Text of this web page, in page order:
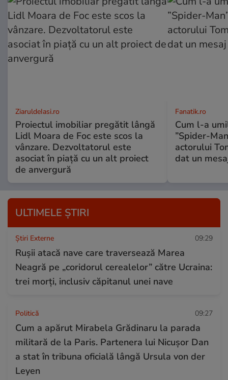
ZiaruldeIasi.ro
Proiectul imobiliar pregătit lângă
Lidl Moara de Foc este scos la
vânzare. Dezvoltatorul este
asociat în piață cu un alt proiect
de anvergură
Fanatik.ro
Cum l-a
”Spider-
actorului
dat un
ULTIMELE ȘTIRI
Știri Externe 09:29
Rușii atacă nave care traversează Marea
Neagră pe „coridorul cerealelor” către Ucraina:
trei morți, inclusiv căpitanul unei nave
Politică 09:27
Cum a apărut Mirabela Grădinaru la parada
militară de la Paris. Partenera lui Nicușor Dan
a stat în tribuna oficială lângă Ursula von der
Leyen